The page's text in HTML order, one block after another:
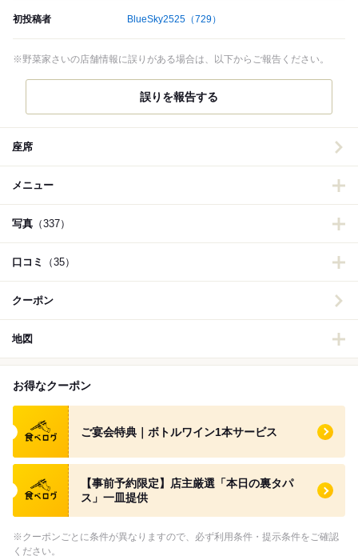
初投稿者 BlueSky2525 （729）
※野菜家さいの店舗情報に誤りがある場合は、以下からご報告ください。
誤りを報告する
座席
メニュー
写真 （337）
口コミ （35）
クーポン
地図
お得なクーポン
食べログ クーポン
ご宴会特典｜ボトルワイン1本サービス
食べログ クーポン
【事前予約限定】店主厳選「本日の裏タパ
ス」一皿提供
※クーポンごとに条件が異なりますので、必ず利用条件・提示条件をご確認
ください。